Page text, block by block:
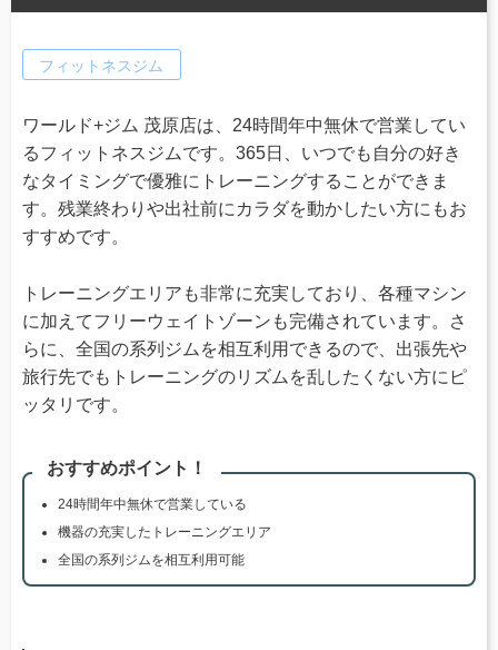
フィットネスジム
ワールド+ジム 茂原店は、24時間年中無休で営業してい
るフィットネスジムです。365日、いつでも自分の好き
なタイミングで優雅にトレーニングすることができま
す。残業終わりや出社前にカラダを動かしたい方にもお
すすめです。
トレーニングエリアも非常に充実しており、各種マシン
に加えてフリーウェイトゾーンも完備されています。さ
らに、全国の系列ジムを相互利用できるので、出張先や
旅行先でもトレーニングのリズムを乱したくない方にピ
ッタリです。
おすすめポイント！
24時間年中無休で営業している
機器の充実したトレーニングエリア
全国の系列ジムを相互利用可能